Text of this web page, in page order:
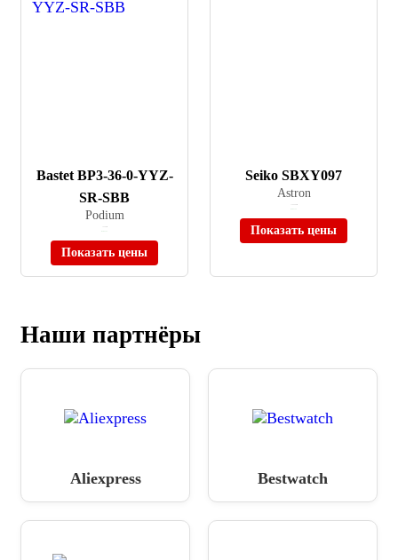
Bastet BP3-36-0-YYZ-
SR-SBB
Podium
Показать цены
Seiko SBXY097
Astron
Показать цены
Наши партнёры
Aliexpress Bestwatch